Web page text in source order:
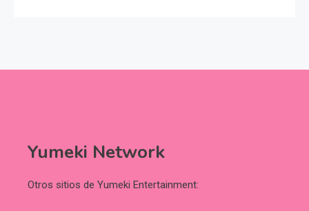
Yumeki Network
Otros sitios de Yumeki Entertainment: